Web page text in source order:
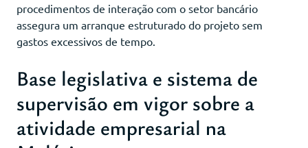
procedimentos de interação com o setor bancário
assegura um arranque estruturado do projeto sem
gastos excessivos de tempo.
Base legislativa e sistema de
supervisão em vigor sobre a
atividade empresarial na